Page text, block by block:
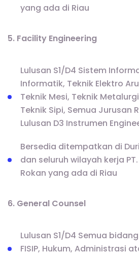
yang ada di Riau
5. Facility Engineering
Lulusan S1/D4 Sistem
Informatik, Teknik Elektro
Teknik Mesi, Teknik
Teknik Sipi, Semua Jurusan
Lulusan D3 Instrumen
Bersedia ditempatkan di
dan seluruh wilayah kerja
Rokan yang ada di Riau
6. General Counsel
Lulusan S1/D4 Semua
FISIP, Hukum, Administrasi